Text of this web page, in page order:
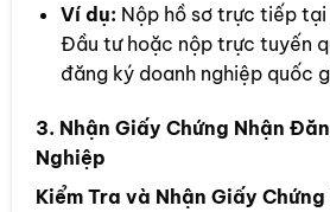
Ví dụ: Nộp hồ sơ trực tiếp tại
Đầu tư hoặc nộp trực tuyến
đăng ký doanh nghiệp quốc
3. Nhận Giấy Chứng Nhận
Nghiệp
Kiểm Tra và Nhận Giấy Chứng